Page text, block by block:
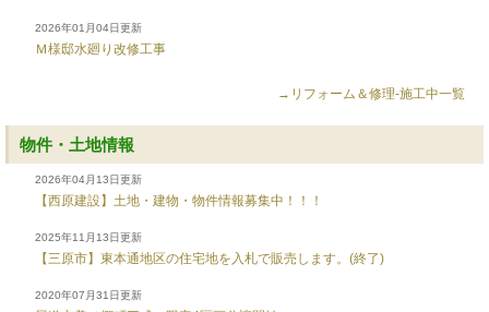
2026年01月04日更新
Ｍ様邸水廻り改修工事
→リフォーム＆修理-施工中一覧
物件・土地情報
2026年04月13日更新
【西原建設】土地・建物・物件情報募集中！！！
2025年11月13日更新
【三原市】東本通地区の住宅地を入札で販売します。(終了)
2020年07月31日更新